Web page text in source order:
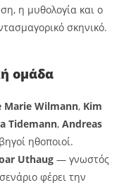
η μυθολογία και ο
σκηνικό.
ομάδα
Marie Wilmann, Kim
Tidemann,Andreas
ηθοποιοί.
Uthaug — γνωστός
φέρει την